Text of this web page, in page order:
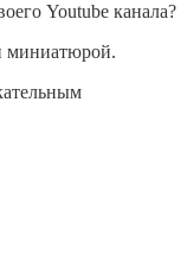
Youtube канала?
миниатюрой.